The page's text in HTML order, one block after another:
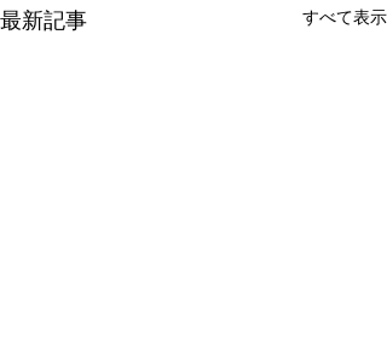
最新記事 すべて表示